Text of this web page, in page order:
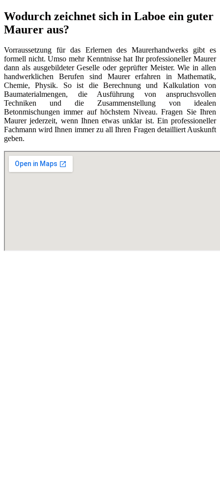
Wodurch zeichnet sich in Laboe ein guter
Maurer aus?
Vorraussetzung für das Erlernen des Maurerhandwerks gibt es
formell nicht. Umso mehr Kenntnisse hat Ihr professioneller Maurer
dann als ausgebildeter Geselle oder geprüfter Meister. Wie in allen
handwerklichen Berufen sind Maurer erfahren in Mathematik,
Chemie, Physik. So ist die Berechnung und Kalkulation von
Baumaterialmengen, die Ausführung von anspruchsvollen
Techniken und die Zusammenstellung von idealen
Betonmischungen immer auf höchstem Niveau. Fragen Sie Ihren
Maurer jederzeit, wenn Ihnen etwas unklar ist. Ein professioneller
Fachmann wird Ihnen immer zu all Ihren Fragen detailliert Auskunft
geben.